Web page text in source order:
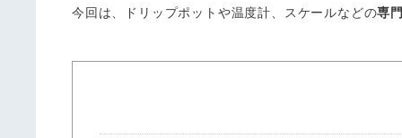
今回は、ドリップポットや温度計、スケールなどの専